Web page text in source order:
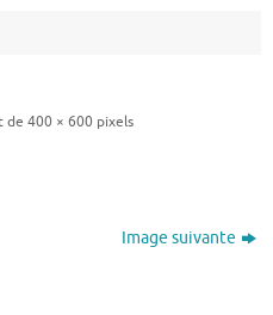
de 400 × 600 pixels
Image suivante